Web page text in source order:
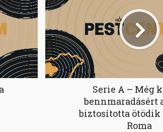
Serie A – Még
bennmaradásért
biztosította ötödik
Roma